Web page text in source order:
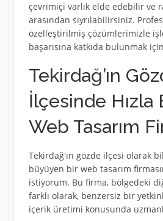
çevrimiçi varlık elde edebilir ve
arasından sıyrılabilirsiniz.
özelleştirilmiş çözümlerimizle
başarısına katkıda bulunmak
Tekirdağ’ın
İlçesinde Hızla
Web Tasarım
Tekirdağ'ın gözde ilçesi olarak
büyüyen bir web tasarım
istiyorum. Bu firma, bölgedeki
farklı olarak, benzersiz bir
içerik üretimi konusunda